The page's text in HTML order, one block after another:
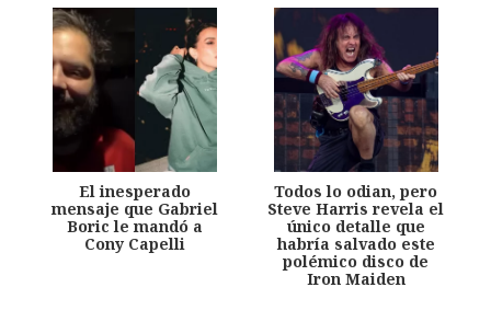
El inesperado
mensaje que Gabriel
Boric le mandó a
Cony Capelli
Todos lo odian, pero
Steve Harris revela el
único detalle que
habría salvado este
polémico disco de
Iron Maiden